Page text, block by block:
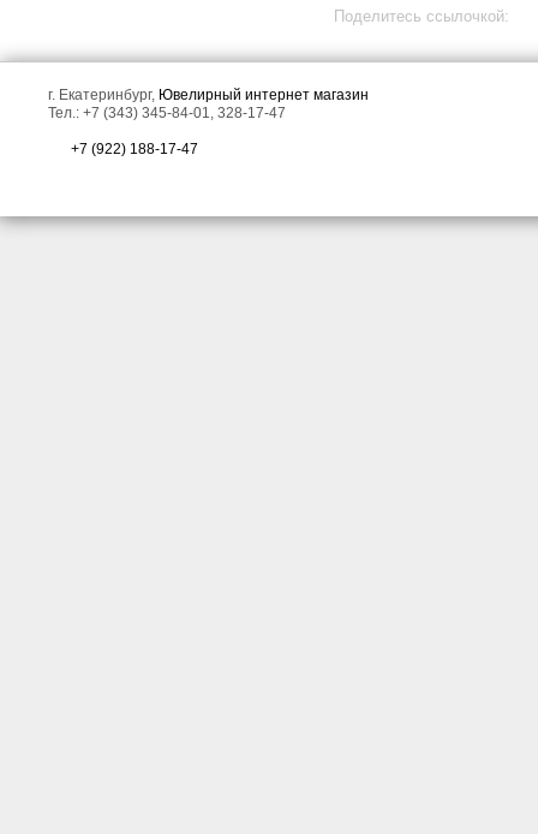
Поделитесь ссылочкой:
г. Екатеринбург, Ювелирный интернет магазин
Тел.: +7 (343) 345-84-01, 328-17-47
+7 (922) 188-17-47